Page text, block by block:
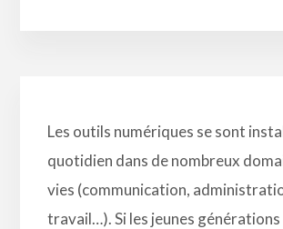
Les outils numériques se sont
quotidien dans de nombreux
vies (communication,
travail…). Si les jeunes générations